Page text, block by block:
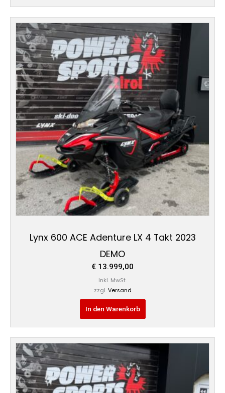
Lynx 600 ACE Adenture LX 4 Takt 2023
DEMO
€ 13.999,00
Inkl. MwSt.
zzgl. Versand
In den Warenkorb